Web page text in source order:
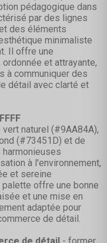
pédagogique dans
par des lignes
des éléments
minimaliste
Il offre une
et attrayante,
à communiquer des
détail avec clarté et
naturel (#9AA84A),
(#73451D) et de
harmonieuses
à l'environnement,
et sereine
offre une bonne
et une mise en
adaptée pour
de détail.